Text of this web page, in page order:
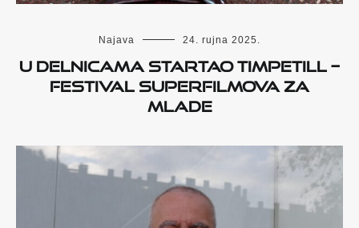
Najava 24. rujna 2025.
U DELNICAMA STARTAO TIMPETILL –
FESTIVAL SUPERFILMOVA ZA
MLADE